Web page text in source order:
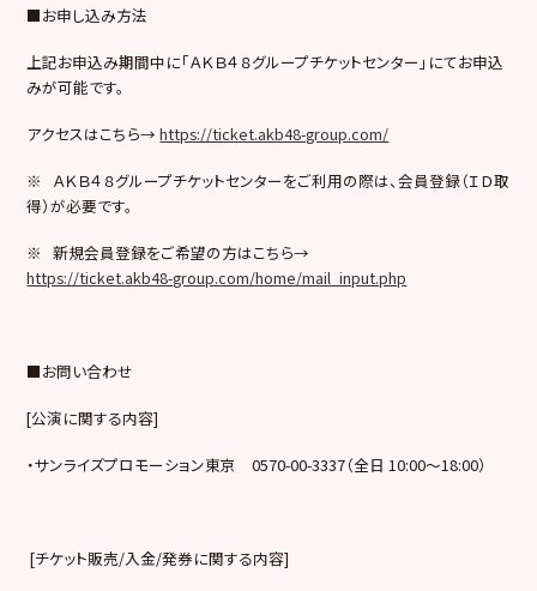
■お申し込み方法
上記お申込み期間中に「ＡＫＢ４８グループチケットセンター」にてお申込
みが可能です。
アクセスはこちら→https://ticket.akb48-group.com/
※ ＡＫＢ４８グループチケットセンターをご利用の際は、会員登録（ＩＤ取
得）が必要です。
※ 新規会員登録をご希望の方はこちら→
https://ticket.akb48-group.com/home/mail_input.php
■お問い合わせ
[公演に関する内容]
・サンライズプロモーション東京 0570-00-3337（全日 10:00～18:00）
[チケット販売/入金/発券に関する内容]